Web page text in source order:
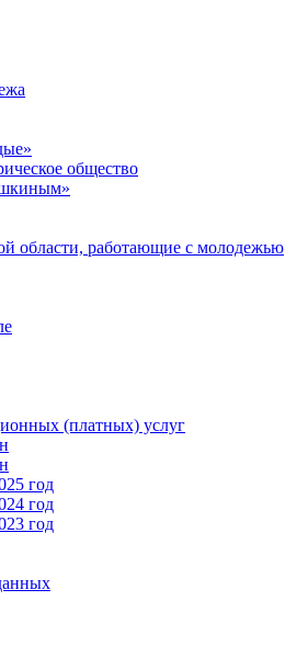
общество
области, работающие с молодежью
(платных) услуг
год
год
год